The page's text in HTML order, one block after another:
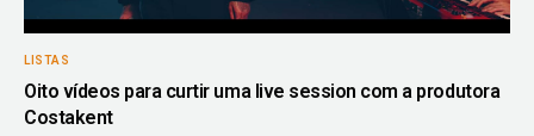
LISTAS
Oito vídeos para curtir uma live session com a produtora
Costakent